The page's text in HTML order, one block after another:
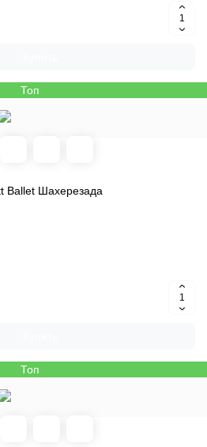
Топ
Ballet Шахерезада
Топ